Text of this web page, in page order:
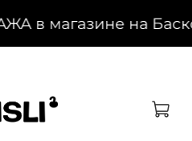
магазине на